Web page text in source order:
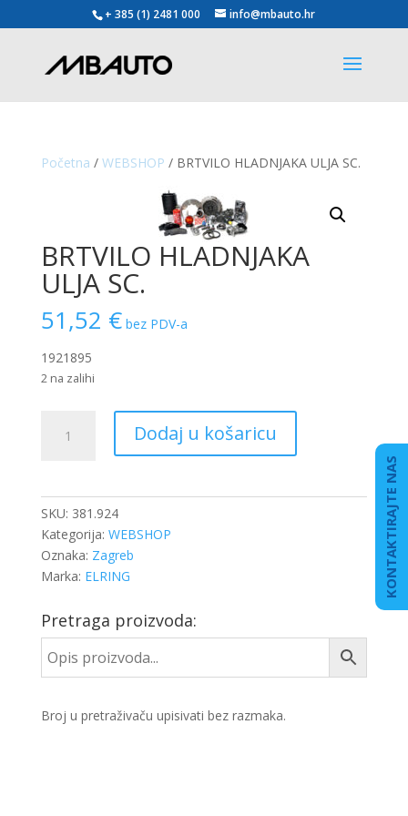
+ 385 (1) 2481 000 info@mbauto.hr
Početna / WEBSHOP / BRTVILO HLADNJAKA ULJA SC.
BRTVILO HLADNJAKA
ULJA SC.
51,52 € bez PDV-a
1921895
2 na zalihi
HLADNJAKA
Dodaj u košaricu
SKU: 381.924
Kategorija: WEBSHOP
Oznaka: Zagreb
Marka: ELRING
Pretraga proizvoda:
Broj u pretraživaču upisivati bez razmaka.
KONTAKTIRAJTE NAS